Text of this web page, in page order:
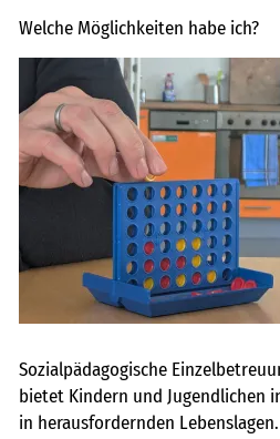
Welche Möglichkeiten habe ich?
Sozialpädagogische
bietet Kindern und Jugendlichen
in herausfordernden